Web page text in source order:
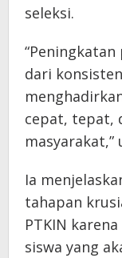
seleksi.
dari
cepat, tepat,
masyarakat,”
Ia
tahapan
PTKIN
siswa yang